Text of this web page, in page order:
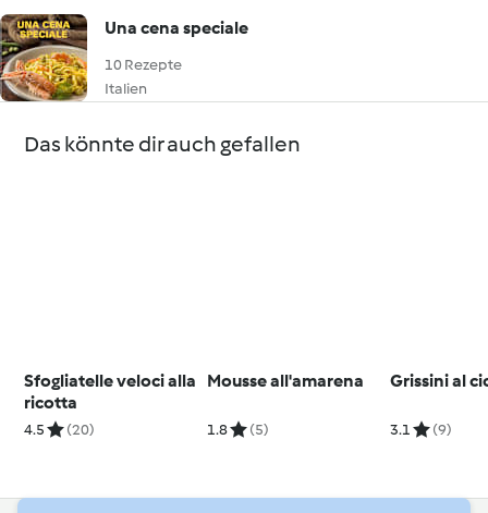
Una cena speciale
10 Rezepte
Italien
Das könnte dir auch gefallen
Sfogliatelle veloci alla
ricotta
4.5 (20)
Mousse all'amarena
1.8 (5)
Grissini al
3.1 (9)